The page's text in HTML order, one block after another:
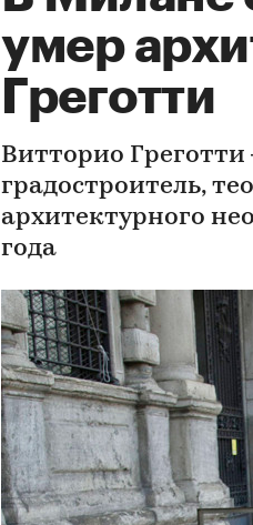
умер
Греготти
Витторио
градостроитель,
архитектурного
года